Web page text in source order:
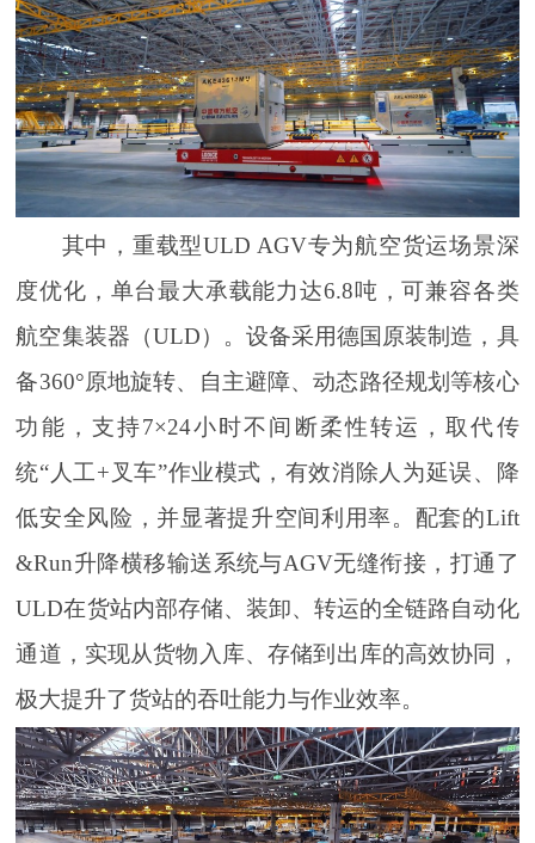
其中，重载型ULD AGV专为航空货运场景深
度优化，单台最大承载能力达6.8吨，可兼容各类
航空集装器（ULD）。设备采用德国原装制造，具
备360°原地旋转、自主避障、动态路径规划等核心
功能，支持7×24小时不间断柔性转运，取代传
统“人工+叉车”作业模式，有效消除人为延误、降
低安全风险，并显著提升空间利用率。配套的Lift
&Run升降横移输送系统与AGV无缝衔接，打通了
ULD在货站内部存储、装卸、转运的全链路自动化
通道，实现从货物入库、存储到出库的高效协同，
极大提升了货站的吞吐能力与作业效率。